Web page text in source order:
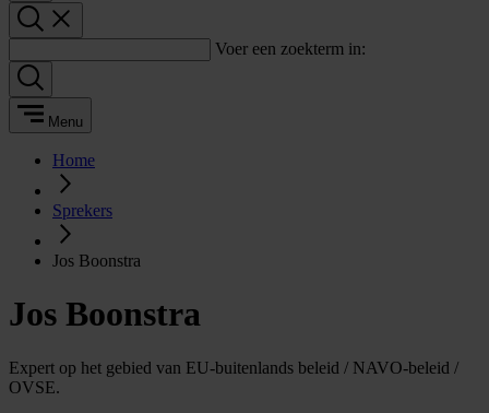
Voer een zoekterm in:
Menu
Home
Sprekers
Jos Boonstra
Jos Boonstra
Expert op het gebied van EU-buitenlands beleid / NAVO-beleid /
OVSE.